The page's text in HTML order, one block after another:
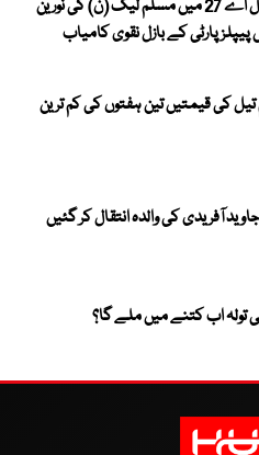
آزاد کشمیر الیکشن ، ایل اے 27 میں مسلم لیگ (ن) کی نورین
کی قیمتیں تین ہفتوں کی کم ترین
آفریدی کی والدہ انتقال کر گئیں
تولہ اب کتنے میں ملے گا؟